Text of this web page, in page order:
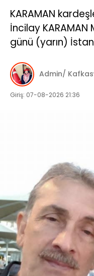
KARAMAN
İncilay KARAMAN
günü (yarın)
Admin/
Giriş: 07-08-2026 21:36